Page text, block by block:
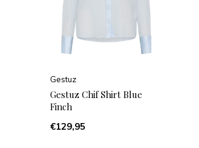
Gestuz
Gestuz Chif Shirt Blue
Finch
€129,95